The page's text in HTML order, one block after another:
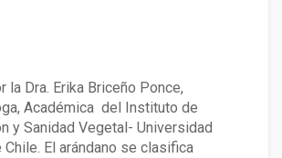
la Dra. Erika Briceño Ponce,
Académica del Instituto de
y Sanidad Vegetal- Universidad
Chile. El arándano se clasifica